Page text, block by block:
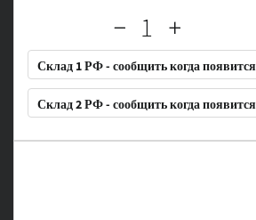
Склад 1 РФ - сообщить когда появится
Склад 2 РФ - сообщить когда появится